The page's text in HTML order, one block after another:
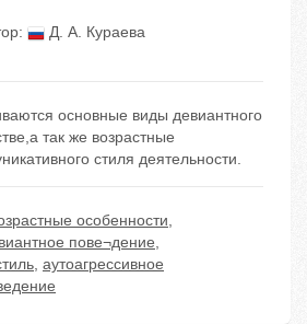
Д. А. Кураева
основные виды девиантного
так же возрастные
стиля деятельности.
особенности,
пове¬дение,
, аутоагрессивное